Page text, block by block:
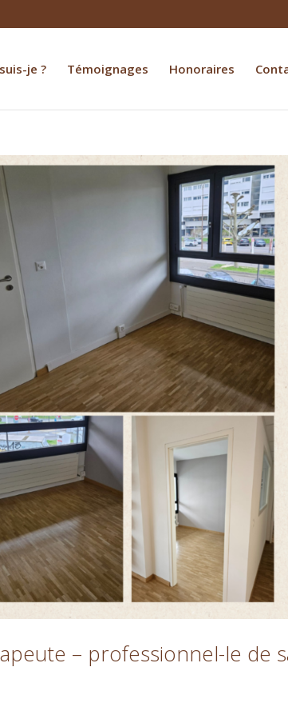
je ? Témoignages Honoraires
– professionnel-le de